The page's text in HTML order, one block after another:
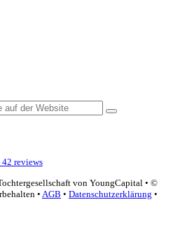
reviews
von YoungCapital • ©
• AGB • Datenschutzerklärung •